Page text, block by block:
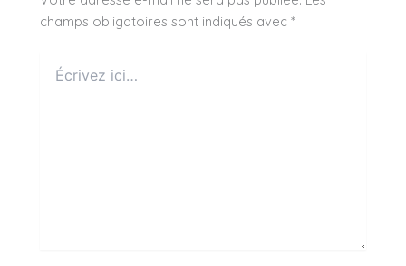
champs obligatoires sont indiqués avec*
ici…